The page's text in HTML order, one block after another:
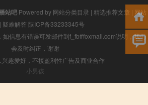
站吧 Powered by 网站分类目录 | 精选推荐文章 | 网站
| 疑难解答 陕ICP备33233345号
如信息有错误可发邮件到f_fb#foxmail.com说明，我们
会及时纠正，谢谢
趣爱好，不接盈利性广告及商业合作
小男孩